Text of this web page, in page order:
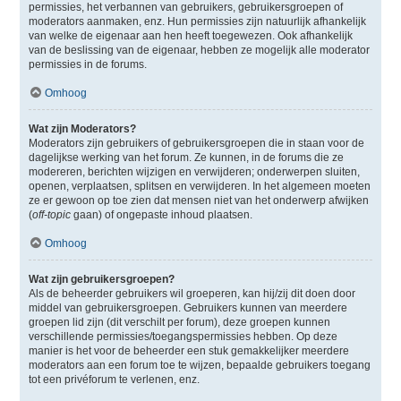
permissies, het verbannen van gebruikers, gebruikersgroepen of
moderators aanmaken, enz. Hun permissies zijn natuurlijk afhankelijk
van welke de eigenaar aan hen heeft toegewezen. Ook afhankelijk
van de beslissing van de eigenaar, hebben ze mogelijk alle moderator
permissies in de forums.
Omhoog
Wat zijn Moderators?
Moderators zijn gebruikers of gebruikersgroepen die in staan voor de
dagelijkse werking van het forum. Ze kunnen, in de forums die ze
modereren, berichten wijzigen en verwijderen; onderwerpen sluiten,
openen, verplaatsen, splitsen en verwijderen. In het algemeen moeten
ze er gewoon op toe zien dat mensen niet van het onderwerp afwijken
(off-topicgaan) of ongepaste inhoud plaatsen.
Omhoog
Wat zijn gebruikersgroepen?
Als de beheerder gebruikers wil groeperen, kan hij/zij dit doen door
middel van gebruikersgroepen. Gebruikers kunnen van meerdere
groepen lid zijn (dit verschilt per forum), deze groepen kunnen
verschillende permissies/toegangspermissies hebben. Op deze
manier is het voor de beheerder een stuk gemakkelijker meerdere
moderators aan een forum toe te wijzen, bepaalde gebruikers toegang
tot een privéforum te verlenen, enz.